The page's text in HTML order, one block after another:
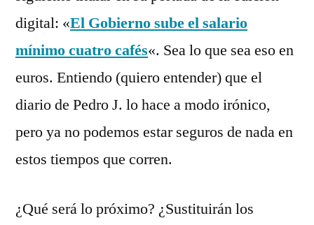
digital: «El Gobierno sube el salario
mínimo cuatro cafés«. Sea lo que sea eso en
euros. Entiendo (quiero entender) que el
diario de Pedro J. lo hace a modo irónico,
pero ya no podemos estar seguros de nada en
estos tiempos que corren.
¿Qué será lo próximo? ¿Sustituirán los